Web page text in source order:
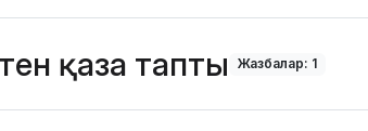
қаза тапты Жазбалар: 1